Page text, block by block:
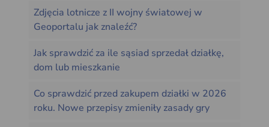
Zdjęcia lotnicze z II wojny światowej w
Geoportalu jak znaleźć?
Jak sprawdzić za ile sąsiad sprzedał działkę,
dom lub mieszkanie
Co sprawdzić przed zakupem działki w 2026
roku. Nowe przepisy zmieniły zasady gry